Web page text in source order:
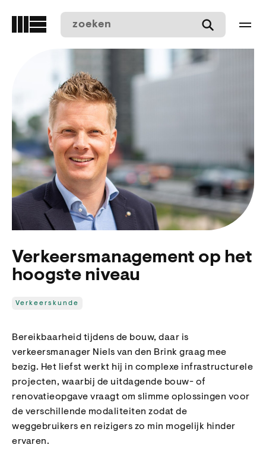
inhoud
Verkeersmanagement op het
hoogste niveau
Verkeerskunde
Bereikbaarheid tijdens de bouw, daar is
verkeersmanager Niels van den Brink graag mee
bezig. Het liefst werkt hij in complexe infrastructurele
projecten, waarbij de uitdagende bouw- of
renovatieopgave vraagt om slimme oplossingen voor
de verschillende modaliteiten zodat de
weggebruikers en reizigers zo min mogelijk hinder
ervaren.